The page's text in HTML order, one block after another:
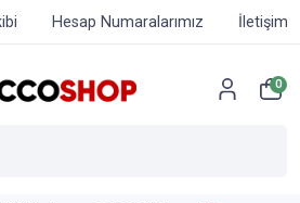
Hesap Numaralarımız İletişim
0